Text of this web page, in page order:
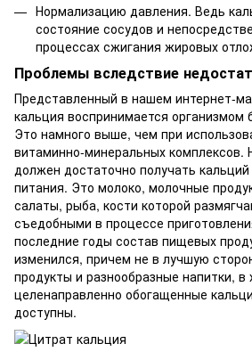
Нормализацию давления. Ведь
состояние сосудов и
процессах сжигания жировых
Проблемы вследствие
Представленный в нашем интернет-
кальция воспринимается организмом
Это намного выше, чем при
витаминно-минеральных комплексов.
должен достаточно получать кальций
питания. Это молоко, молочные
салаты, рыба, кости которой
съедобными в процессе
последние годы состав пищевых
изменился, причем не в лучшую
продукты и разнообразные напитки, в
целенаправленно обогащенные
доступны.